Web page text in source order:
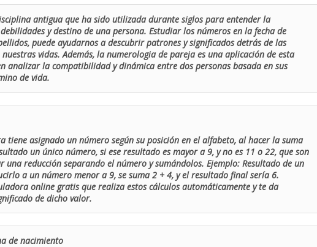
antigua que ha sido utilizada durante siglos para entender la
y destino de una persona. Estudiar los números en la fecha de
puede ayudarnos a descubrir patrones y significados detrás de las
nuestras vidas. Además, la numerologia de pareja es una aplicación de esta
analizar la compatibilidad y dinámica entre dos personas basada en sus
de vida.
tiene asignado un número según su posición en el alfabeto, al hacer la suma
un único número, si ese resultado es mayor a 9, y no es 11 o 22, que son
una reducción separando el número y sumándolos. Ejemplo: Resultado de un
a un número menor a 9, se suma 2 + 4, y el resultado final sería 6.
online gratis que realiza estos cálculos automáticamente y te da
de dicho valor.
de nacimiento